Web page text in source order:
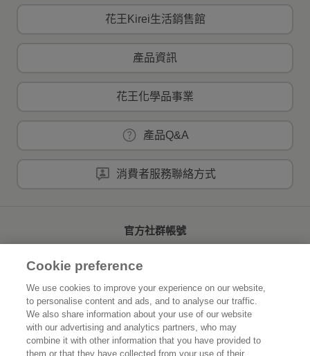
花王Kirei生活銷售館
產品資訊
花王化學品事業
產品Q&A
消費者服務聯絡方式
官方社群帳號
首頁 關於花王
可持續發展 創新研發
Cookie preference
We use cookies to improve your experience on our website,
to personalise content and ads, and to analyse our traffic.
We also share information about your use of our website
with our advertising and analytics partners, who may
combine it with other information that you have provided to
them or that they have collected from your use of their